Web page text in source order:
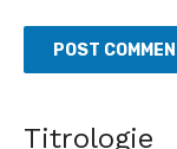
Titrologie